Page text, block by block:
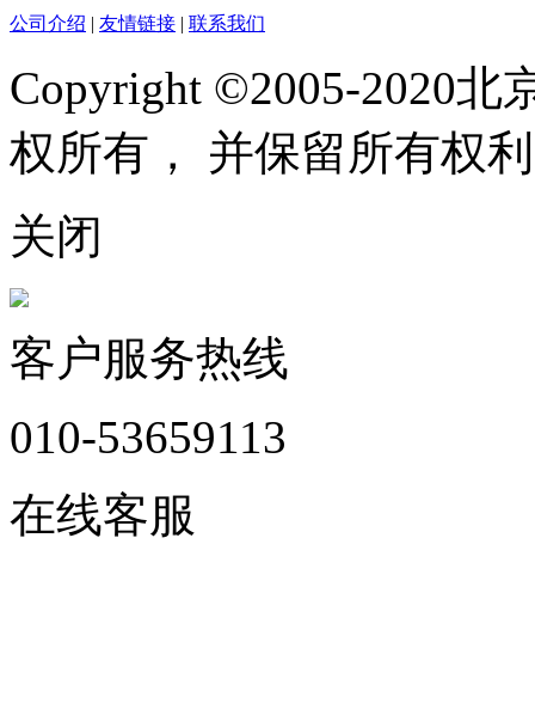
公司介绍 | 友情链接 | 联系我们
Copyright ©2005-2020北
权所有， 并保留所有权
关闭
客户服务热线
010-53659113
在线客服